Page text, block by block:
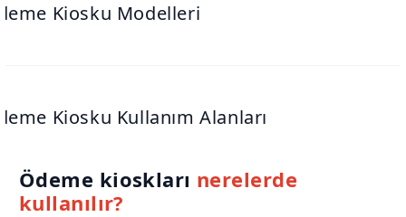
Ödeme kioskları nerelerde
kullanılır?